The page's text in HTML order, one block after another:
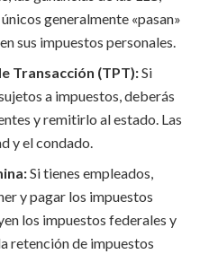
generalmente «pasan»
sus impuestos personales.
Transacción (TPT):Si
a impuestos, deberás
y remitirlo al estado. Las
y el condado.
Si tienes empleados,
y pagar los impuestos
los impuestos federales y
retención de impuestos